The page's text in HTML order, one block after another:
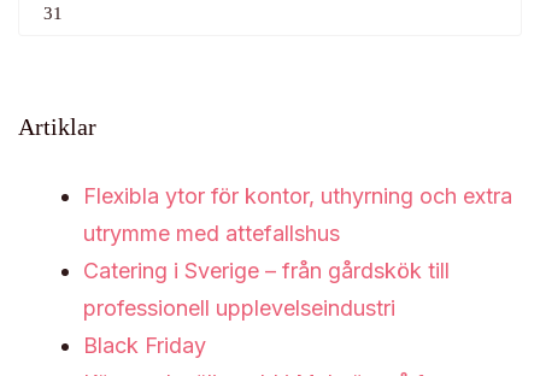
31
Artiklar
Flexibla ytor för kontor, uthyrning och extra
utrymme med attefallshus
Catering i Sverige – från gårdskök till
professionell upplevelseindustri
Black Friday